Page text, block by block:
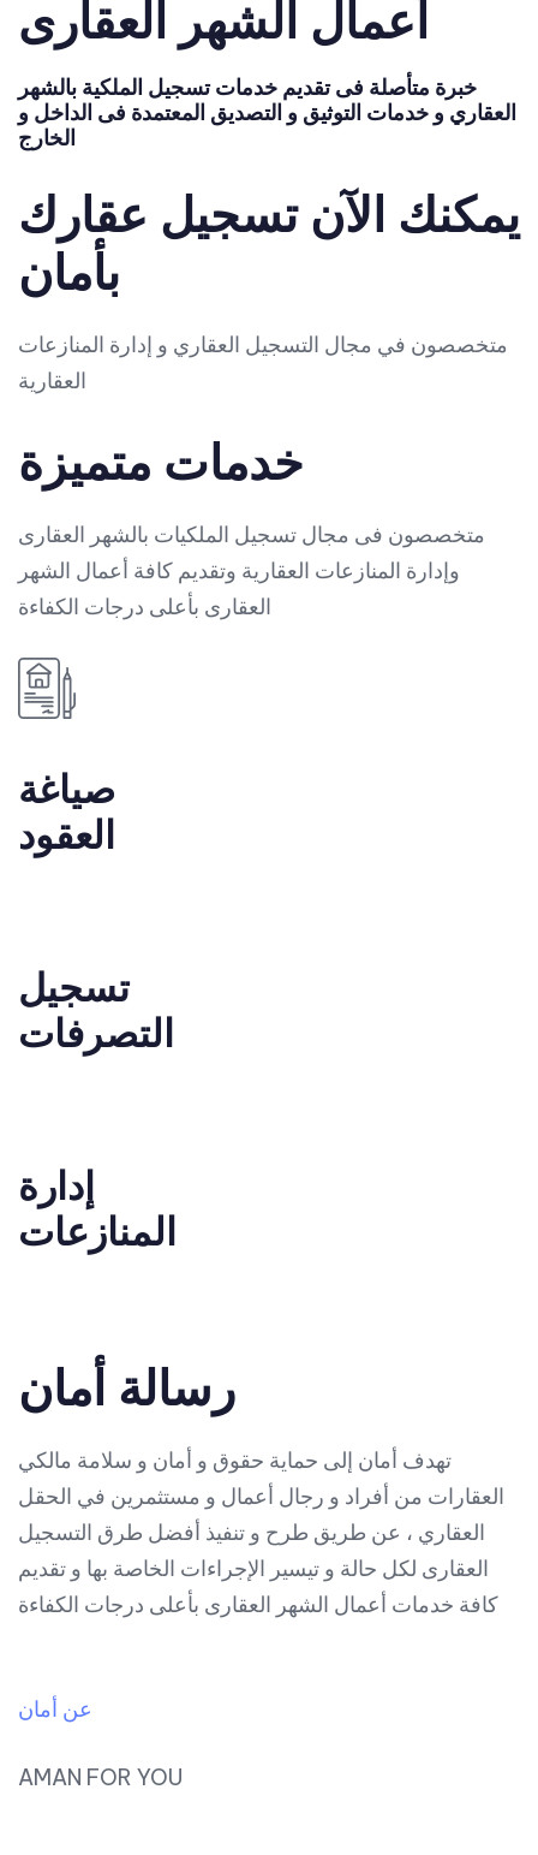
أعمال الشهر العقارى
خبرة متأصلة فى تقديم خدمات تسجيل الملكية بالشهر
العقاري و خدمات التوثيق و التصديق المعتمدة فى الداخل و
الخارج
يمكنك الآن تسجيل عقارك
بأمان
متخصصون في مجال التسجيل العقاري و إدارة المنازعات
العقارية
خدمات متميزة
متخصصون فى مجال تسجيل الملكيات بالشهر العقارى
وإدارة المنازعات العقارية وتقديم كافة أعمال الشهر
العقارى بأعلى درجات الكفاءة
صياغة
العقود
تسجيل
التصرفات
إدارة
المنازعات
رسالة أمان
تهدف أمان إلى حماية حقوق و أمان و سلامة مالكي
العقارات من أفراد و رجال أعمال و مستثمرين في الحقل
العقاري ، عن طريق طرح و تنفيذ أفضل طرق التسجيل
العقارى لكل حالة و تيسير الإجراءات الخاصة بها و تقديم
كافة خدمات أعمال الشهر العقارى بأعلى درجات الكفاءة
عن أمان
AMAN FOR YOU